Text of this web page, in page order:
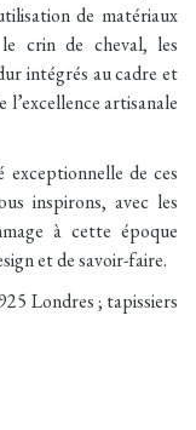
de matériaux
crin de cheval, les
intégrés au cadre et
artisanale
de ces
inspirons, avec les
à cette époque
et de savoir-faire.
Londres ; tapissiers